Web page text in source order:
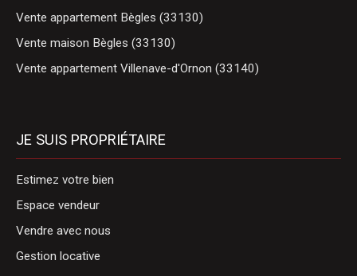
Vente appartement Bègles (33130)
Vente maison Bègles (33130)
Vente appartement Villenave-d'Ornon (33140)
JE SUIS PROPRIÉTAIRE
Estimez votre bien
Espace vendeur
Vendre avec nous
Gestion locative